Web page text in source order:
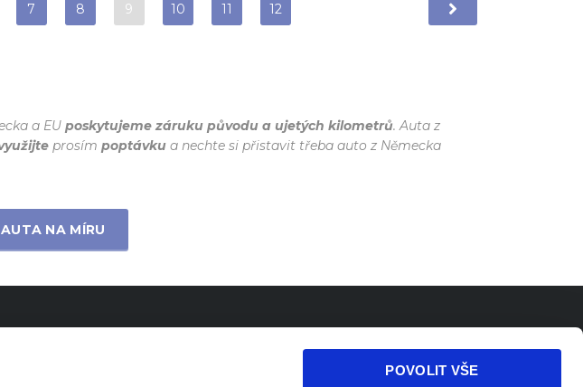
POVOLIT VŠE
7 8 9 10 11 12
a EU poskytujeme záruku původu a ujetých kilometrů. Auta z
prosím poptávku a nechte si přistavit třeba auto z Německa
NA MÍRU
ADRESA